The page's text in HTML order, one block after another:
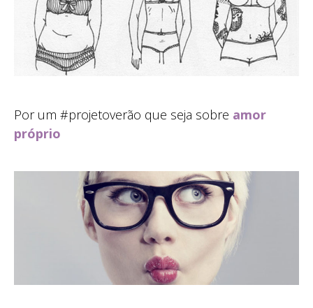
Por um #projetoverão que seja sobre amor
próprio